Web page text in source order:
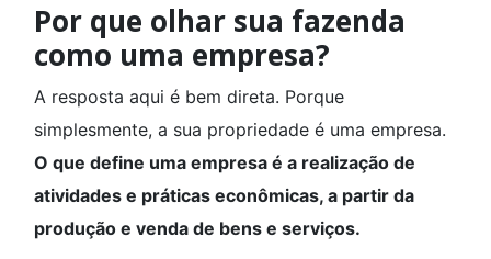
Por que olhar sua fazenda
como uma empresa?
A resposta aqui é bem direta. Porque
simplesmente, a sua propriedade é uma empresa.
O que define uma empresa é a realização de
atividades e práticas econômicas, a partir da
produção e venda de bens e serviços.